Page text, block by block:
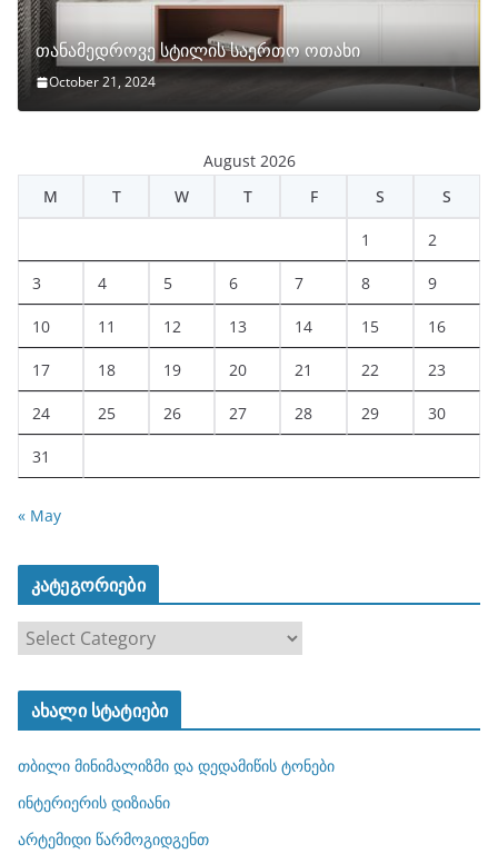
თანამედროვე სტილის საერთო ოთახი
October 21, 2024
August 2026
M
T W T F S S
1 2
3 4 5 6 7 8 9
10 11 12 13 14 15 16
17 18 19 20 21 22 23
24 25 26 27 28 29 30
31
« May
კატეგორიები
ტ
ო
რ
ახალი სტატიები
თბილი მინიმალიზმი და დედამიწის ტონები
ინტერიერის დიზიანი
არტემიდი წარმოგიდგენთ